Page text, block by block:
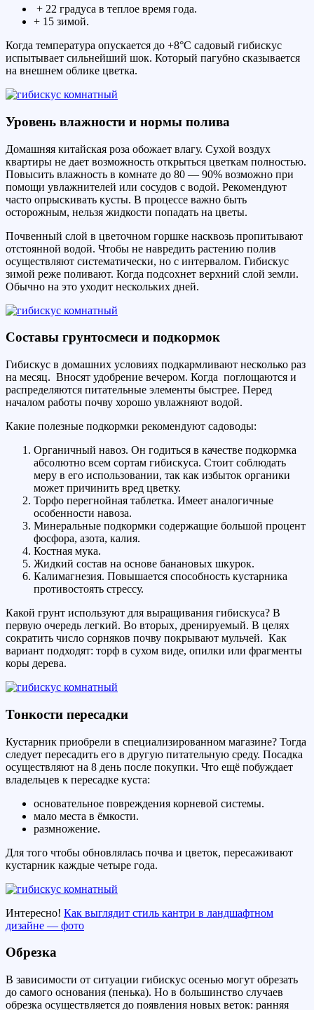
+ 22 градуса в теплое время года.
+ 15 зимой.
Когда температура опускается до +8°С садовый гибискус
испытывает сильнейший шок. Который пагубно сказывается
на внешнем облике цветка.
Уровень влажности и нормы полива
Домашняя китайская роза обожает влагу. Сухой воздух
квартиры не дает возможность открыться цветкам полностью.
Повысить влажность в комнате до 80 — 90% возможно при
помощи увлажнителей или сосудов с водой. Рекомендуют
часто опрыскивать кусты. В процессе важно быть
осторожным, нельзя жидкости попадать на цветы.
Почвенный слой в цветочном горшке насквозь пропитывают
отстоянной водой. Чтобы не навредить растению полив
осуществляют систематически, но с интервалом. Гибискус
зимой реже поливают. Когда подсохнет верхний слой земли.
Обычно на это уходит нескольких дней.
Составы грунтосмеси и подкормок
Гибискус в домашних условиях подкармливают несколько раз
на месяц. Вносят удобрение вечером. Когда поглощаются и
распределяются питательные элементы быстрее. Перед
началом работы почву хорошо увлажняют водой.
Какие полезные подкормки рекомендуют садоводы:
Органичный навоз. Он годиться в качестве подкормка
абсолютно всем сортам гибискуса. Стоит соблюдать
меру в его использовании, так как избыток органики
может причинить вред цветку.
Торфо перегнойная таблетка. Имеет аналогичные
особенности навоза.
Минеральные подкормки содержащие большой процент
фосфора, азота, калия.
Костная мука.
Жидкий состав на основе банановых шкурок.
Калимагнезия. Повышается способность кустарника
противостоять стрессу.
Какой грунт используют для выращивания гибискуса? В
первую очередь легкий. Во вторых, дренируемый. В целях
сократить число сорняков почву покрывают мульчей. Как
вариант подходят: торф в сухом виде, опилки или фрагменты
коры дерева.
Тонкости пересадки
Кустарник приобрели в специализированном магазине? Тогда
следует пересадить его в другую питательную среду. Посадка
осуществляют на 8 день после покупки. Что ещё побуждает
владельцев к пересадке куста:
основательное повреждения корневой системы.
мало места в ёмкости.
размножение.
Для того чтобы обновлялась почва и цветок, пересаживают
кустарник каждые четыре года.
Интересно! Как выглядит стиль кантри в ландшафтном
дизайне — фото
Обрезка
В зависимости от ситуации гибискус осенью могут обрезать
до самого основания (пенька). Но в большинство случаев
обрезка осуществляется до появления новых веток: ранняя